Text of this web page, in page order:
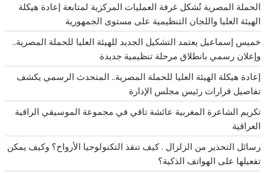
الحملة المصرية تُشكل غرفة العمليات المركزية لمتابعة إعادة هيكلة
الهيئة العليا واللجان التنظيمية على مستوى الجمهورية
خميس إسماعيل يعتمد التشكيل الجديد للهيئة العليا للحملة المصرية..
وإعلان رسمي بانطلاق مرحلة تنظيمية جديدة
إعادة هيكلة الهيئة العليا للحملة المصرية.. المتحدث الرسمي يكشف
تفاصيل قرارات رئيس مجلس الإدارة
تكريم الشاعرة المغربية عائشة تاقي في مجموعة الموسيقي الراقية
العراقية
رسائل التحذير من الزلزال . كيف تنقذ التكنولوجيا الأرواح؟ وكيف يمكن
تفعيلها على الهواتف الذكية؟